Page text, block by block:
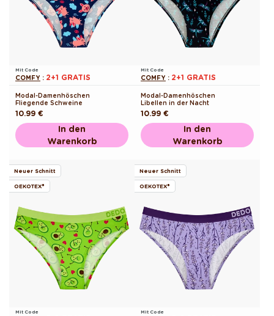
Mit Code
COMFY : 2+1 GRATIS
Modal-Damenhöschen
Fliegende Schweine
Normaler
Preis
10.99 €
In den
Warenkorb
Mit Code
COMFY : 2+1 GRATIS
Modal-Damenhöschen
Libellen in der Nacht
Normaler
Preis
10.99 €
In den
Warenkorb
Neuer Schnitt
OEKOTEX®
Mit Code
Neuer Schnitt
OEKOTEX®
Mit Code